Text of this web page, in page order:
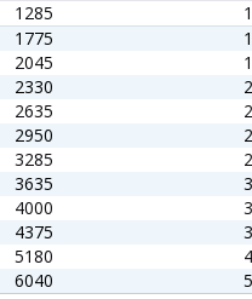
1285
1775
2045
2330
2635
2950
3285
3635
4000
4375
5180
6040